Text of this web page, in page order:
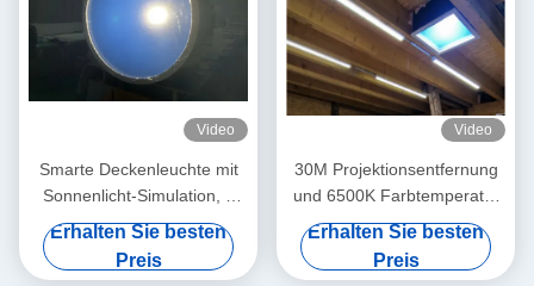
Video
Smarte Deckenleuchte mit
Sonnenlicht-Simulation, 2
Fuß rund 80W, >3000
Lumen, Mesh 5.0 & Tuya
App Unterstützung, 2700K-
Erhalten Sie besten
Preis
Video
30M Projektionsentfernung
und 6500K Farbtemperatur
Kunstlichtpanel für
Erhalten Sie besten
Preis